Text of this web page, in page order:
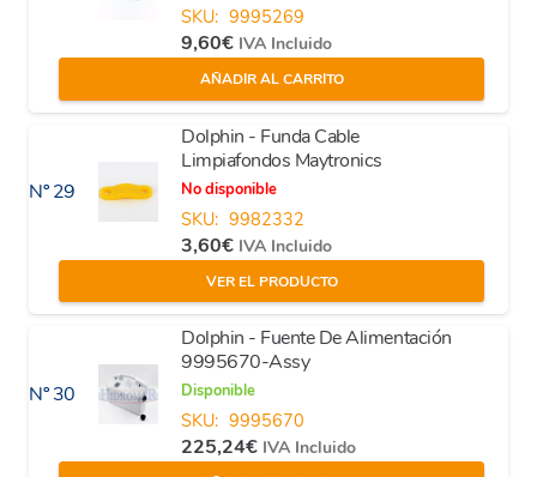
SKU: 9995269
9,60€ IVA Incluido
AÑADIR AL CARRITO
Nº 29
Dolphin - Funda Cable
Limpiafondos Maytronics
No disponible
SKU: 9982332
3,60€ IVA Incluido
VER EL PRODUCTO
Nº 30
Dolphin - Fuente De Alimentación
9995670-Assy
Disponible
SKU: 9995670
225,24€ IVA Incluido